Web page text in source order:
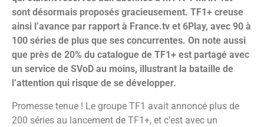
sont désormais proposés gracieusement. TF1+ creuse
ainsi l’avance par rapport à France.tv et 6Play, avec 90 à
100 séries de plus que ses concurrentes. On note aussi
que près de 20% du catalogue de TF1+ est partagé avec
un service de SVoD au moins, illustrant la bataille de
l’attention qui risque de se développer.
Promesse tenue ! Le groupe TF1 avait annoncé plus de
200 séries au lancement de TF1+, et c’est avec un